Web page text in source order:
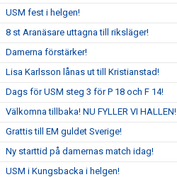
USM fest i helgen!
8 st Aranäsare uttagna till riksläger!
Damerna förstärker!
Lisa Karlsson lånas ut till Kristianstad!
Dags för USM steg 3 för P 18 och F 14!
Välkomna tillbaka! NU FYLLER VI HALLEN!
Grattis till EM guldet Sverige!
Ny starttid på damernas match idag!
USM i Kungsbacka i helgen!